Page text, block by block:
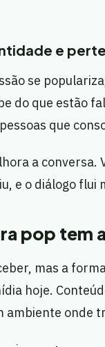
e
se
do que estão
que
a conversa.
e o diálogo flui
pop tem
mas a
hoje.
ambiente onde